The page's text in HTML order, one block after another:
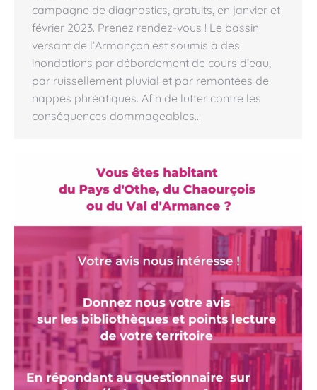
campagne de diagnostics, gratuits, en janvier et
février 2023. Prenez rendez-vous ! Le bassin
versant de l’Armançon est soumis à des
inondations par débordement de cours d’eau,
par ruissellement pluvial et par remontées de
nappes phréatiques. Afin de lutter contre les
conséquences dommageables…